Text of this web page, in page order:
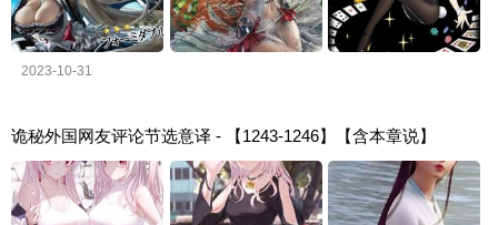
2023-10-31
诡秘外国网友评论节选意译 - 【1243-1246】【含本章说】